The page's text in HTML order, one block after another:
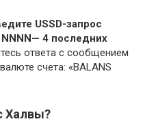
USSD-запрос
4 последних
ответа с сообщением
счета: «BALANS
Халвы?